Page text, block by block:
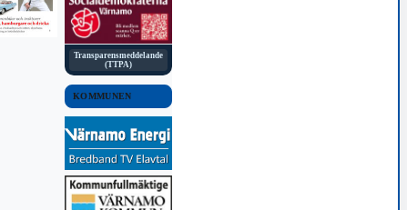
Transparensmeddelande
(TTPA)
KOMMUNEN